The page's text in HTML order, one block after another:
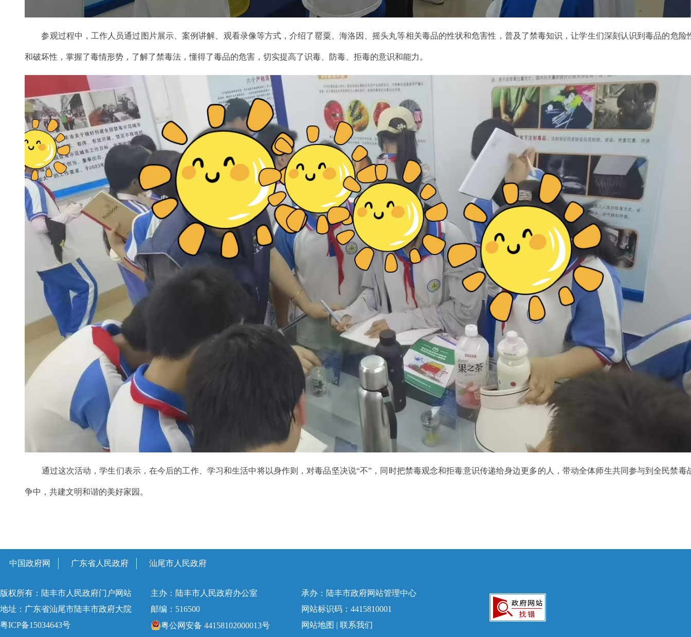
参观过程中，工作人员通过图片展示、案例讲解、观看录像等方式，介绍了罂粟、海洛因、摇头丸等相关毒品的性状和危害性，普及了禁毒知识，让学生们深刻认识到毒品的危险
和破坏性，掌握了毒情形势，了解了禁毒法，懂得了毒品的危害，切实提高了识毒、防毒、拒毒的意识和能力。
通过这次活动，学生们表示，在今后的工作、学习和生活中将以身作则，对毒品坚决说“不”，同时把禁毒观念和拒毒意识传递给身边更多的人，带动全体师生共同参与到全民禁毒
争中，共建文明和谐的美好家园。
中国政府网 广东省人民政府 汕尾市人民政府
版权所有：陆丰市人民政府门户网站 主办：陆丰市人民政府办公室
承办：陆丰市政府网站管理中心
地址：广东省汕尾市陆丰市政府大院
邮编：516500
网站标识码：4415810001
粤ICP备15034643号
粤公网安备 44158102000013号 网站地图 |联系我们